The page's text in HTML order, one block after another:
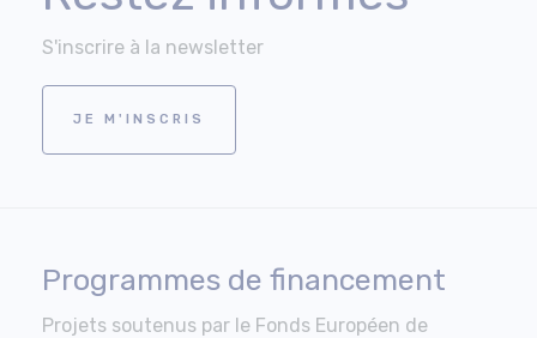
S'inscrire à la newsletter
JE M'INSCRIS
Programmes de financement
Projets soutenus par le Fonds Européen de